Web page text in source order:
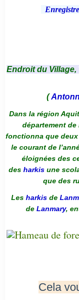
Endroit du Village,
(
Dans la région
département de
fonctionna que deux
le courant de
éloignées des
des harkis une
que des
Les harkis de
de Lanmary,
Cela